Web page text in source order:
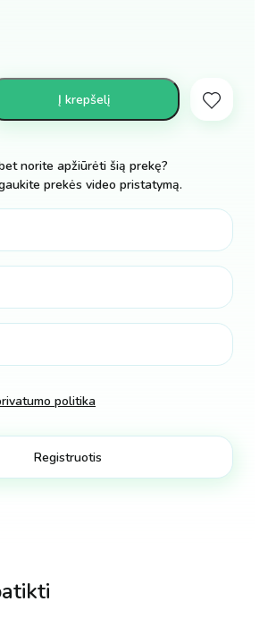
Į krepšelį
norite apžiūrėti šią prekę?
prekės video pristatymą.
politika